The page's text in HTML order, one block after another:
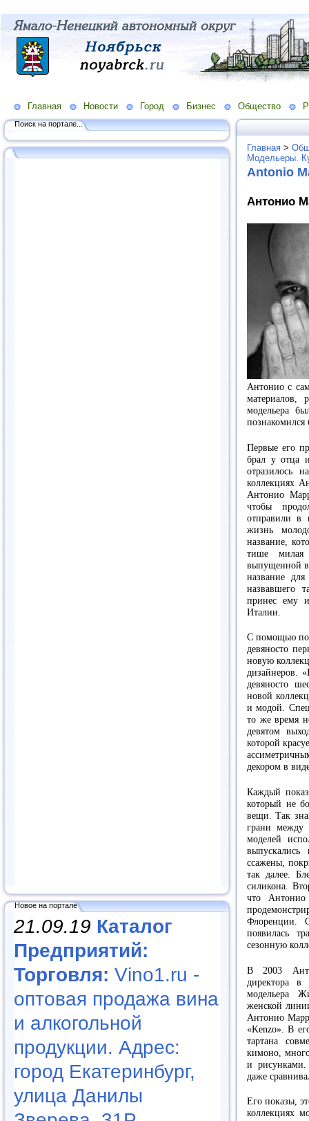
Главная Новости Город Бизнес Общество
Поиск на портале...
Новое на портале
21.09.19 Каталог
Предприятий:
Торговля: Vino1.ru -
оптовая продажа вина
и алкогольной
продукции. Адрес:
город Екатеринбург,
улица Данилы
Главная >
Модельеры.
Antonio
Антонио
Антонио с
материалов,
модельера
познакомился
Первые его
брал у отца
отразилось
коллекциях
Антонио
чтобы
отправили в
жизнь
название,
тише милая
выпущенной в
название
назвавшего
принес ему
Италии.
С помощью
девяносто
новую
дизайнеров.
девяносто
новой
и модой.
то же время
девятом
которой
декором в
Каждый
который не
вещи. Так
грани между
моделей
ссажены,
так далее.
силикона.
что
Флоренции.
появилась
сезонную
В 2003
директора
модельера
женской
Антонио
«Kenzo». В
тартана
кимоно,
и
даже
Его показы,
коллекциях